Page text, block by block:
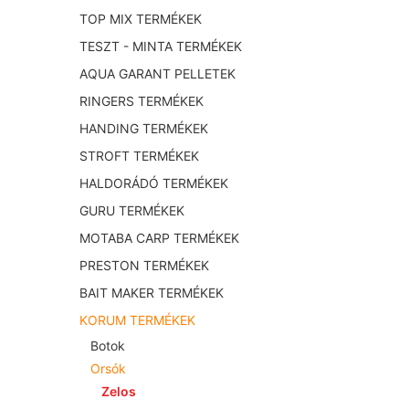
TOP MIX TERMÉKEK
TESZT - MINTA TERMÉKEK
AQUA GARANT PELLETEK
RINGERS TERMÉKEK
HANDING TERMÉKEK
STROFT TERMÉKEK
HALDORÁDÓ TERMÉKEK
GURU TERMÉKEK
MOTABA CARP TERMÉKEK
PRESTON TERMÉKEK
BAIT MAKER TERMÉKEK
KORUM TERMÉKEK
Botok
Orsók
Zelos